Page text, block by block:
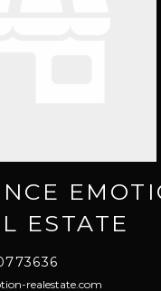
ESTATE
realestate.com